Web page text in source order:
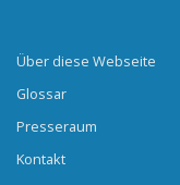
Über diese Webseite
Glossar
Presseraum
Kontakt